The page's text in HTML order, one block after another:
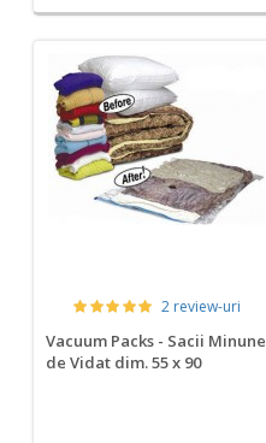
2 review-uri
Vacuum Packs - Sacii Minune
de Vidat dim. 55 x 90